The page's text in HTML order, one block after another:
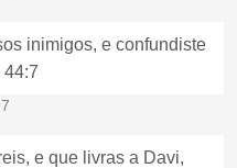
inimigos, e confundiste
e que livras a Davi,